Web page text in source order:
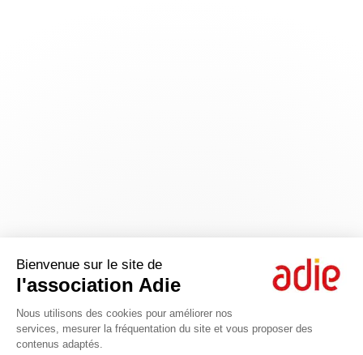
Bienvenue sur le site de
l'association Adie
Nous utilisons des cookies pour améliorer nos
services, mesurer la fréquentation du site et vous proposer des
contenus adaptés.